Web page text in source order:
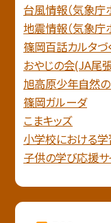
台風情報（気象庁
地震情報（気象庁
篠岡百話カルタづ
おやじの会(JA尾
旭高原少年自然
篠岡ガルーダ
こまキッズ
小学校における
子供の学び応援サ